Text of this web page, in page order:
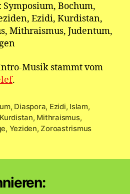
: Symposium, Bochum,
Ezidi, Kurdistan,
Mithraismus, Judentum,
Musik stammt vom
.
, Diaspora, Ezidi, Islam,
Kurdistan, Mithraismus,
, Yeziden, Zoroastrismus